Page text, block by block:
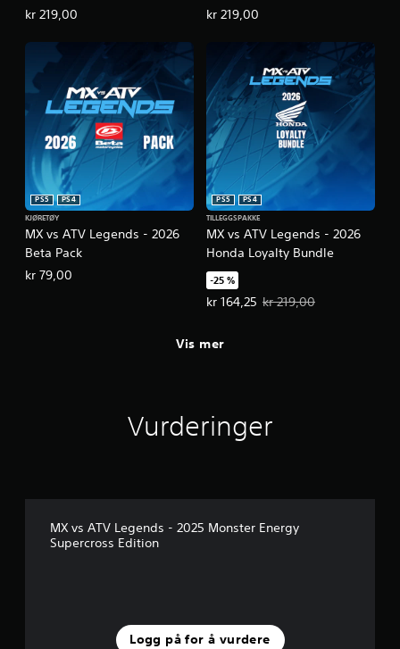
Championship
kr 219,00
Championship
kr 219,00
MX vs ATV Legends - 2026
Beta Pack
PS5
PS4
KJØRETØY
kr 79,00
MX vs ATV Legends - 2026
Honda Loyalty Bundle
PS5
PS4
TILLEGGSPAKKE
-25 %
kr 164,25
Tilbudspris, kr 164,25.
kr 219,00
Vis mer
Vurderinger
MX vs ATV Legends - 2025 Monster Energy
Supercross Edition
Logg på for å vurdere